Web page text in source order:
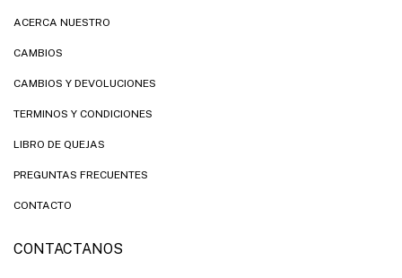
ACERCA NUESTRO
CAMBIOS
CAMBIOS Y DEVOLUCIONES
TERMINOS Y CONDICIONES
LIBRO DE QUEJAS
PREGUNTAS FRECUENTES
CONTACTO
CONTACTANOS